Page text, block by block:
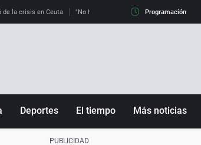
de la crisis en Ceuta "No hay mafias, que no nos engañen":
Programación
Deportes El tiempo Más noticias